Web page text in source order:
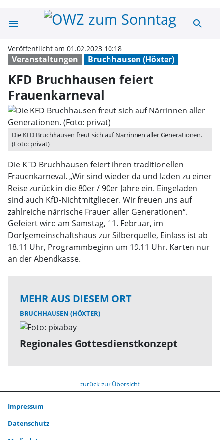
menu KFD search
Veranstaltungen Bruchhausen (Höxter)
Veröffentlicht am 01.02.2023 10:18
KFD Bruchhausen feiert
Frauenkarneval
Die KFD Bruchhausen freut sich auf Närrinnen aller Generationen.
(Foto: privat)
Die KFD Bruchhausen feiert ihren traditionellen
Frauenkarneval. „Wir sind wieder da und laden zu einer
Reise zurück in die 80er / 90er Jahre ein. Eingeladen
sind auch KfD-Nichtmitglieder. Wir freuen uns auf
zahlreiche närrische Frauen aller Generationen“.
Gefeiert wird am Samstag, 11. Februar, im
Dorfgemeinschaftshaus zur Silberquelle, Einlass ist ab
18.11 Uhr, Programmbeginn um 19.11 Uhr. Karten nur
an der Abendkasse.
MEHR AUS DIESEM ORT
BRUCHHAUSEN (HÖXTER)
Regionales Gottesdienstkonzept
zurück zur Übersicht
Impressum
Datenschutz